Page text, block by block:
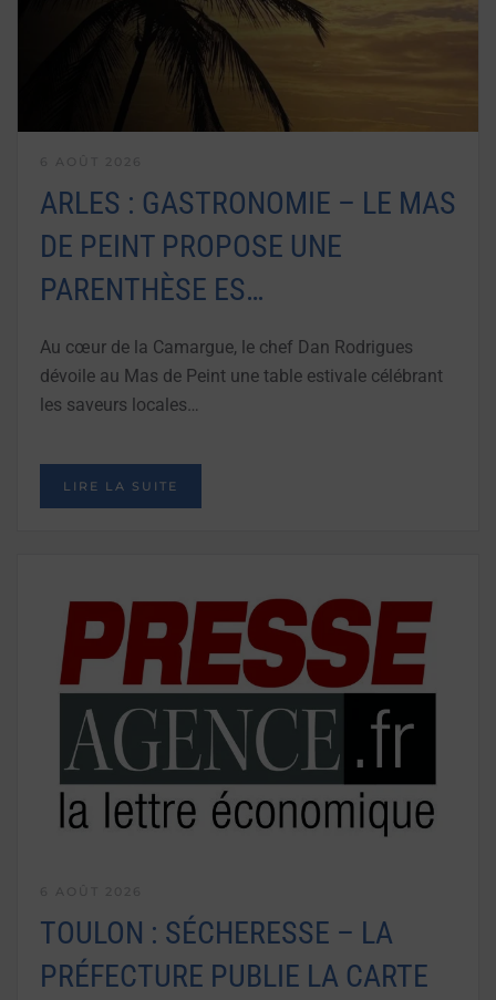
ARLES : GASTRONOMIE – LE MAS
DE PEINT PROPOSE UNE
PARENTHÈSE ES…
Au cœur de la Camargue, le chef Dan Rodrigues
dévoile au Mas de Peint une table estivale célébrant
les saveurs locales…
LIRE LA SUITE
TOULON : SÉCHERESSE – LA
PRÉFECTURE PUBLIE LA CARTE